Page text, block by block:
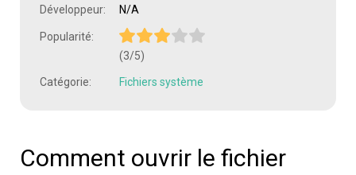
Développeur: N/A
Popularité:
(3/5)
Catégorie: Fichiers système
Comment ouvrir le fichier